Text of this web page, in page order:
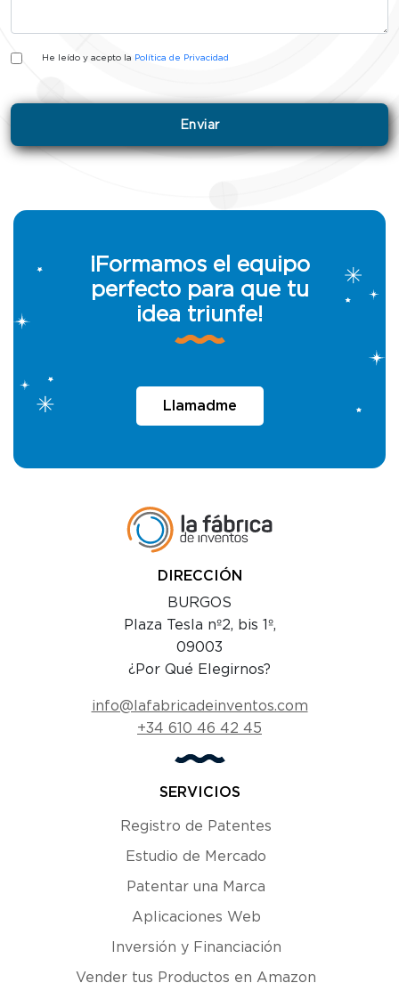
He leído y acepto la Política de Privacidad
¡Formamos el equipo
perfecto para que tu
idea triunfe!
Llamadme
DIRECCIÓN
BURGOS
Plaza Tesla nº2, bis 1º,
09003
¿Por Qué Elegirnos?
info@lafabricadeinventos.com
+34 610 46 42 45
SERVICIOS
Registro de Patentes
Estudio de Mercado
Patentar una Marca
Aplicaciones Web
Inversión y Financiación
Vender tus Productos en Amazon